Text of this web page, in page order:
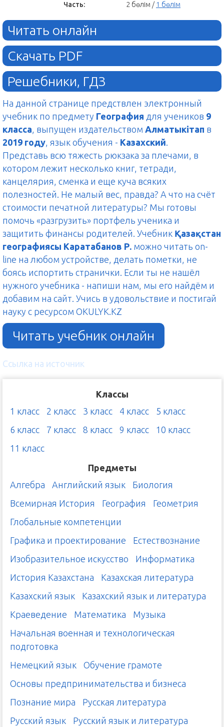
Часть:
2 бөлім / 1 бөлім
Читать онлайн
Скачать PDF
Решебники, ГДЗ
На данной странице предствлен электронный
учебник по предмету География для учеников 9
класса, выпущен издательством Алматыкітап в
2019 году, язык обучения - Казахский.
Представь всю тяжесть рюкзака за плечами, в
котором лежит несколько книг, тетради,
канцелярия, сменка и еще куча всяких
полезностей. Не малый вес, правда? А что на счёт
стоимости печатной литературы? Мы готовы
помочь «разгрузить» портфель ученика и
защитить финансы родителей. Учебник Қазақстан
географиясы Каратабанов Р. можно читать on-
line на любом устройстве, делать пометки, не
боясь испортить странички. Если ты не нашёл
нужного учебника - напиши нам, мы его найдём и
добавим на сайт. Учись в удовольствие и постигай
науку с ресурсом OKULYK.KZ
Читать учебник онлайн
Ссылка на источник
Классы
1 класс
2 класс 3 класс 4 класс
5 класс
6 класс
7 класс 8 класс 9 класс
10 класс
11 класс
Предметы
Алгебра
Английский язык
Биология
Всемирная История
География
Геометрия
Глобальные компетенции
Графика и проектирование
Естествознание
Изобразительное искусство
Информатика
История Казахстана
Казахская литература
Казахский язык
Казахский язык и литература
Краеведение
Математика
Музыка
Начальная военная и технологическая
подготовка
Немецкий язык
Обучение грамоте
Основы предпринимательства и бизнеса
Познание мира
Русская литература
Русский язык
Русский язык и литература